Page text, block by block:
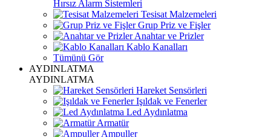
Hırsız Alarm Sistemleri
Tesisat Malzemeleri
Grup Priz ve Fişler
Anahtar ve Prizler
Kablo Kanalları
Tümünü Gör
AYDINLATMA
AYDINLATMA
Hareket Sensörleri
Işıldak ve Fenerler
Led Aydınlatma
Armatür
Ampuller